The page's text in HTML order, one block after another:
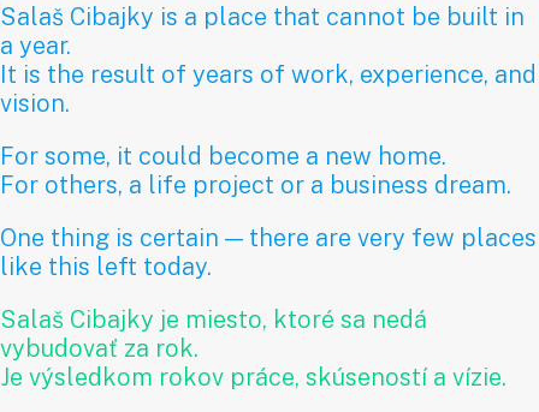
Salaš Cibajky is a place that cannot be built in
a year.
It is the result of years of work, experience, and
vision.
For some, it could become a new home.
For others, a life project or a business dream.
One thing is certain — there are very few places
like this left today.
Salaš Cibajky je miesto, ktoré sa nedá
vybudovať za rok.
Je výsledkom rokov práce, skúseností a vízie.